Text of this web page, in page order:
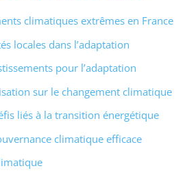
climatiques extrêmes en France
locales dans l’adaptation
pour l’adaptation
sur le changement climatique
liés à la transition énergétique
climatique efficace